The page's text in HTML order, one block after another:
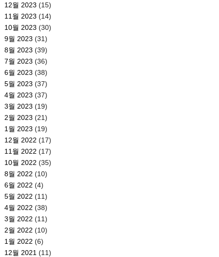
12월 2023 (15)
11월 2023 (14)
10월 2023 (30)
9월 2023 (31)
8월 2023 (39)
7월 2023 (36)
6월 2023 (38)
5월 2023 (37)
4월 2023 (37)
3월 2023 (19)
2월 2023 (21)
1월 2023 (19)
12월 2022 (17)
11월 2022 (17)
10월 2022 (35)
8월 2022 (10)
6월 2022 (4)
5월 2022 (11)
4월 2022 (38)
3월 2022 (11)
2월 2022 (10)
1월 2022 (6)
12월 2021 (11)